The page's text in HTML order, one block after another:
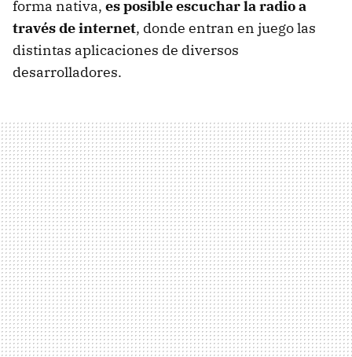
forma nativa, es posible escuchar la radio a
través de internet, donde entran en juego las
distintas aplicaciones de diversos
desarrolladores.